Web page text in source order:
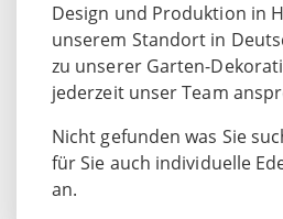
Design und Produktion in
unserem Standort in
zu unserer Garten-
jederzeit unser Team
Nicht gefunden was Sie
für Sie auch individuelle
an.